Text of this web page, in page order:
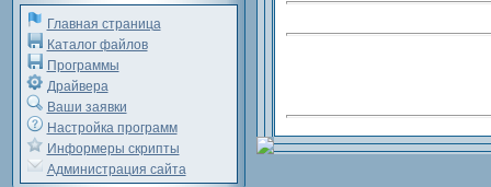
Главная страница
Каталог файлов
Программы
Драйвера
Ваши заявки
Настройка программ
Информеры скрипты
Администрация сайта